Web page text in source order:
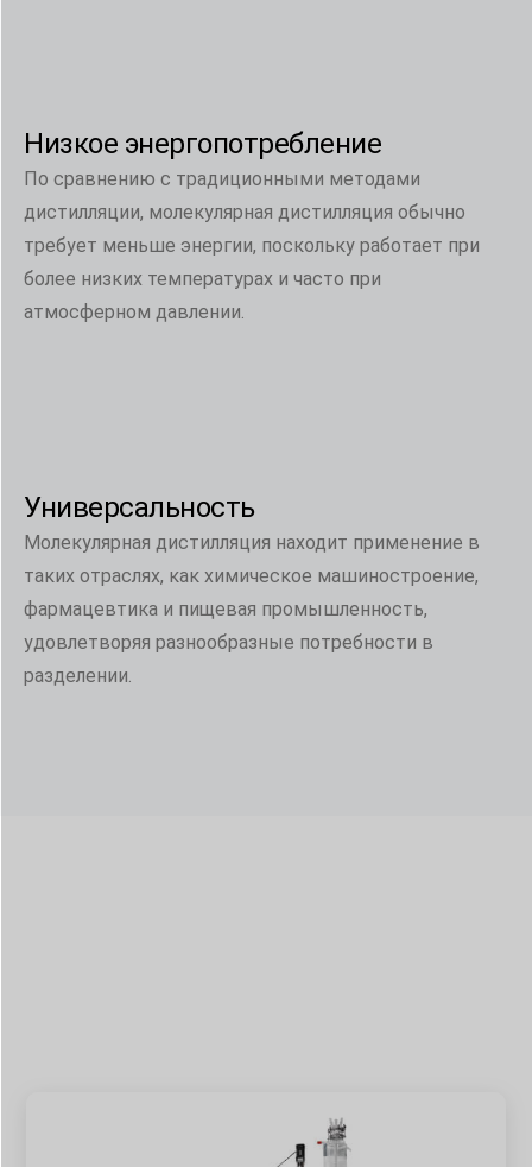
Низкое энергопотребление
По сравнению с традиционными методами
дистилляции, молекулярная дистилляция обычно
требует меньше энергии, поскольку работает при
более низких температурах и часто при
атмосферном давлении.
Универсальность
Молекулярная дистилляция находит применение в
таких отраслях, как химическое машиностроение,
фармацевтика и пищевая промышленность,
удовлетворяя разнообразные потребности в
разделении.